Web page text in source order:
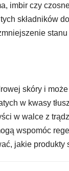
imbir czy
składników
skóry i
w kwasy
w walce z
wspomóc
jakie